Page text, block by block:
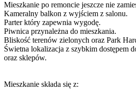
Mieszkanie po remoncie jeszcze nie
Kameralny balkon z wyjściem z salonu.
Parter który zapewnia wygodę.
Piwnica przynależna do mieszkania.
Bliskość terenów zielonych oraz Park
Świetna lokalizacja z szybkim dostępem
oraz sklepów.
Mieszkanie składa się z: